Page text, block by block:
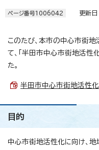
ページ番号1006042 更新日
このたび、本市の中心市街
て、「半田市中心市街地活性
た。
半田市中心市街地活性
目的
中心市街地活性化に向け、